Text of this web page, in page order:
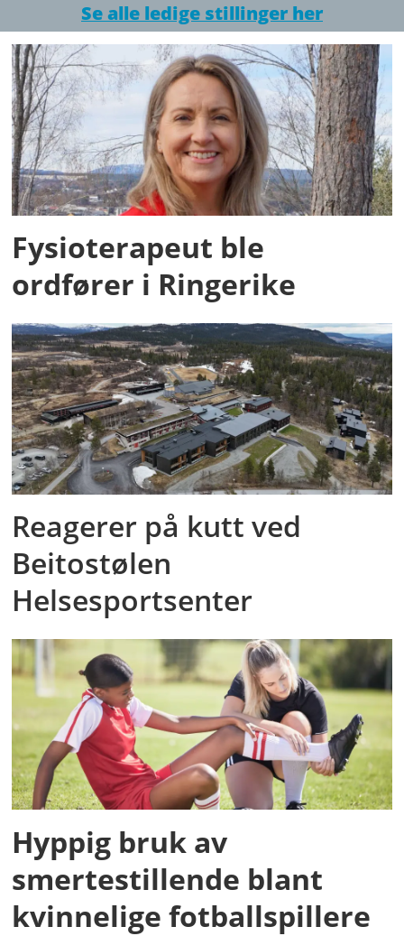
Se alle ledige stillinger her
Fysioterapeut ble
ordfører i Ringerike
Reagerer på kutt ved
Beitostølen
Helsesportsenter
Hyppig bruk av
smertestillende blant
kvinnelige fotballspillere